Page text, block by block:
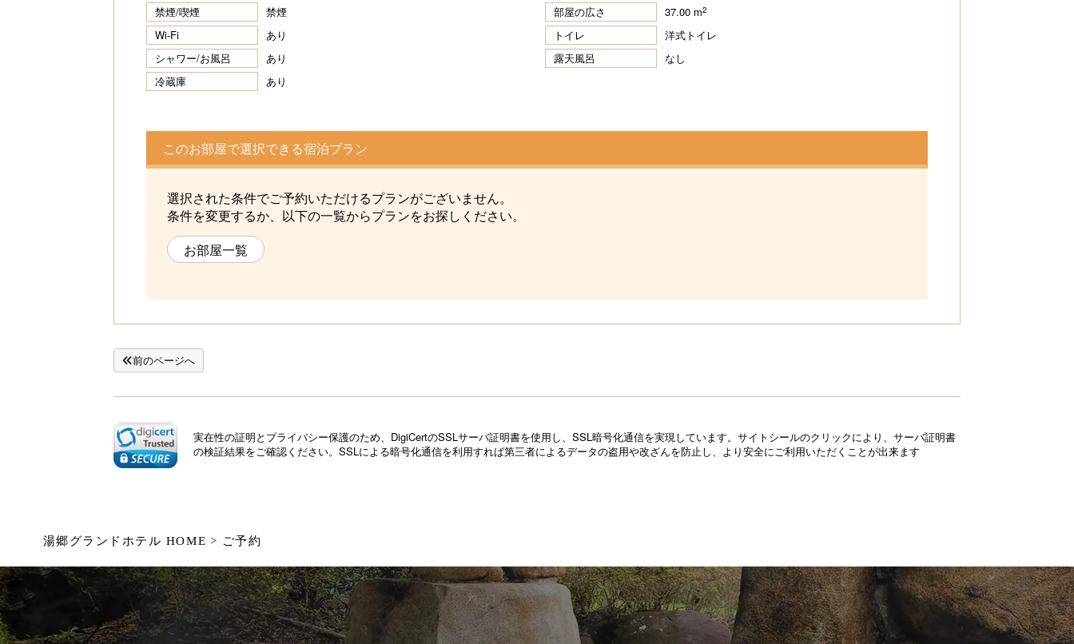
禁煙/喫煙 禁煙 部屋の広さ 37.00 m2
Wi-Fi あり トイレ
洋式トイレ
シャワー/お風呂
あり 露天風呂
なし
冷蔵庫
あり
このお部屋で選択できる宿泊プラン
選択された条件でご予約いただけるプランがございません。
条件を変更するか、以下の一覧からプランをお探しください。
お部屋一覧
前のページへ
実在性の証明とプライバシー保護のため、DigiCertのSSLサーバ証明書を使用し、SSL暗号化通信を実現しています。サイトシールのクリックにより、サーバ証明書
の検証結果をご確認ください。SSLによる暗号化通信を利用すれば第三者によるデータの盗用や改ざんを防止し、より安全にご利用いただくことが出来ます
湯郷グランドホテル HOME ご予約